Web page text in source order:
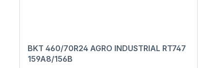
BKT 460/70R24 AGRO INDUSTRIAL RT747
159A8/156B